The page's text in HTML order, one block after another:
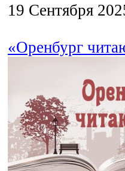
19 Сентября
«Оренбург